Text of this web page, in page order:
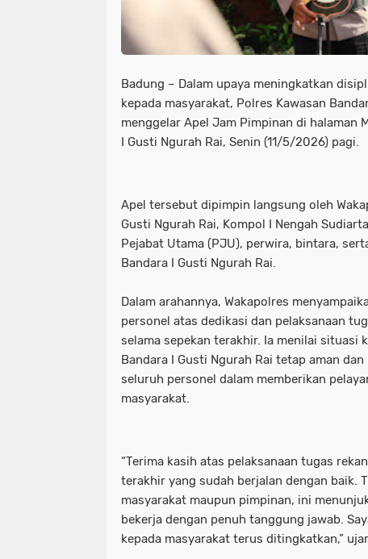
Badung – Dalam upaya meningkatkan
kepada masyarakat, Polres Kawasan
menggelar Apel Jam Pimpinan di halaman
I Gusti Ngurah Rai, Senin (11/5/2026) pagi.
Apel tersebut dipimpin langsung oleh
Gusti Ngurah Rai, Kompol I Nengah
Pejabat Utama (PJU), perwira, bintara,
Bandara I Gusti Ngurah Rai.
Dalam arahannya, Wakapolres
personel atas dedikasi dan pelaksanaan
selama sepekan terakhir. Ia menilai situasi
Bandara I Gusti Ngurah Rai tetap aman
seluruh personel dalam memberikan
masyarakat.
“Terima kasih atas pelaksanaan tugas
terakhir yang sudah berjalan dengan baik.
masyarakat maupun pimpinan, ini
bekerja dengan penuh tanggung jawab.
kepada masyarakat terus ditingkatkan,”